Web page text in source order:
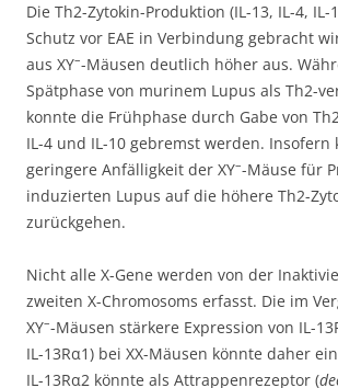
Die Th2-Zytokin-Produktion (IL-13, IL-4,
Schutz vor EAE in Verbindung gebracht
aus XY–-Mäusen deutlich höher aus.
Spätphase von murinem Lupus als Th2-
konnte die Frühphase durch Gabe von
IL-4 und IL-10 gebremst werden. Insofern
geringere Anfälligkeit der XY–-Mäuse für
induzierten Lupus auf die höhere Th2-
zurückgehen.
Nicht alle X-Gene werden von der
zweiten X-Chromosoms erfasst. Die im
XY–-Mäusen stärkere Expression von IL-
IL-13Rα1) bei XX-Mäusen könnte daher
IL-13Rα2 könnte als Attrappenrezeptor (